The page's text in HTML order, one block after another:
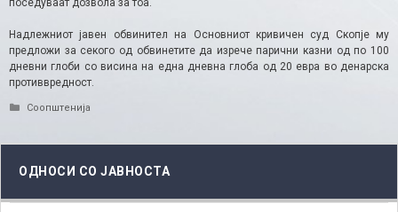
поседуваат дозвола за тоа.
Надлежниот јавен обвинител на Основниот кривичен суд Скопје му
предложи за секого од обвинетите да изрече парични казни од по 100
дневни глоби со висина на една дневна глоба од 20 евра во денарска
противвредност.
Categories
Соопштенија
ОДНОСИ СО ЈАВНОСТА